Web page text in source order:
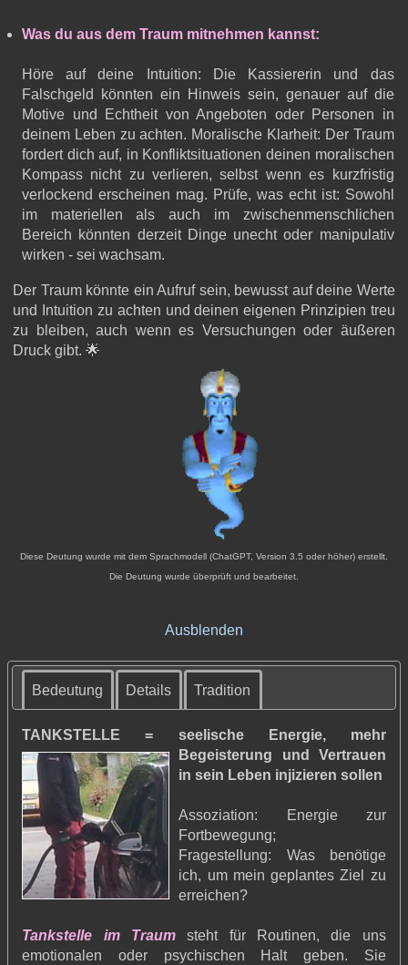
Was du aus dem Traum mitnehmen kannst:
Höre auf deine Intuition: Die Kassiererin und das
Falschgeld könnten ein Hinweis sein, genauer auf die
Motive und Echtheit von Angeboten oder Personen in
deinem Leben zu achten. Moralische Klarheit: Der Traum
fordert dich auf, in Konfliktsituationen deinen moralischen
Kompass nicht zu verlieren, selbst wenn es kurzfristig
verlockend erscheinen mag. Prüfe, was echt ist: Sowohl
im materiellen als auch im zwischenmenschlichen
Bereich könnten derzeit Dinge unecht oder manipulativ
wirken - sei wachsam.
Der Traum könnte ein Aufruf sein, bewusst auf deine Werte
und Intuition zu achten und deinen eigenen Prinzipien treu
zu bleiben, auch wenn es Versuchungen oder äußeren
Druck gibt. 🌟
Diese Deutung wurde mit dem Sprachmodell (ChatGPT, Version 3.5 oder höher) erstellt.
Die Deutung wurde überprüft und bearbeitet.
Ausblenden
Bedeutung Details Tradition
TANKSTELLE = seelische Energie, mehr
Begeisterung und Vertrauen
in sein Leben injizieren sollen
Assoziation: Energie zur
Fortbewegung;
Fragestellung: Was benötige
ich, um mein geplantes Ziel zu
erreichen?
Tankstelle im Traumsteht für Routinen, die uns
emotionalen oder psychischen Halt geben. Sie